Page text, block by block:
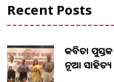
Recent Posts
କବିତା
ନୂଆ ସାହିତ୍ୟ